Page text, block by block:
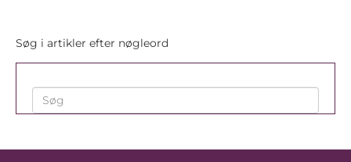
Søg i artikler efter nøgleord